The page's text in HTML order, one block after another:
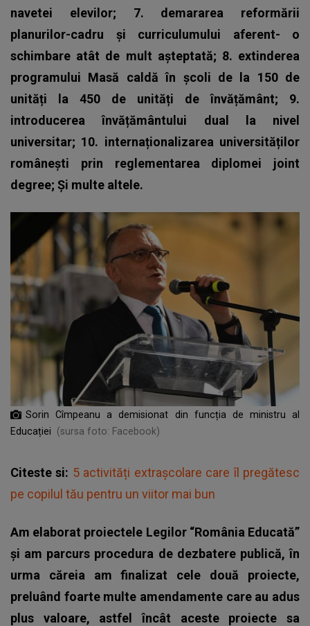
navetei elevilor; 7. demararea reformării
planurilor-cadru și curriculumului aferent- o
schimbare atât de mult așteptată; 8. extinderea
programului Masă caldă în școli de la 150 de
unități la 450 de unități de învățământ; 9.
introducerea învățământului dual la nivel
universitar; 10. internaționalizarea universităților
românești prin reglementarea diplomei joint
degree; Și multe altele.
Sorin Cîmpeanu a demisionat din funcția de ministru al
Educației
(sursa foto: Facebook)
Citeste si: 5 activități extrașcolare care îl pregătesc
pe copilul tău pentru un viitor mai bun
Am elaborat proiectele Legilor “România Educată”
și am parcurs procedura de dezbatere publică, în
urma căreia am finalizat cele două proiecte,
preluând foarte multe amendamente care au adus
plus valoare, astfel încât aceste proiecte sa